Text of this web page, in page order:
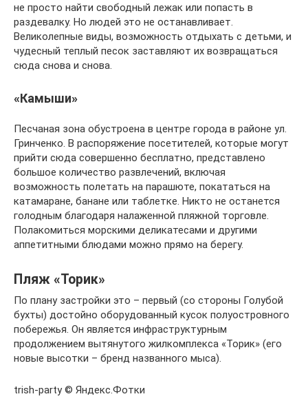
не просто найти свободный лежак или попасть в
раздевалку. Но людей это не останавливает.
Великолепные виды, возможность отдыхать с детьми, и
чудесный теплый песок заставляют их возвращаться
сюда снова и снова.
«Камыши»
Песчаная зона обустроена в центре города в районе ул.
Гринченко. В распоряжение посетителей, которые могут
прийти сюда совершенно бесплатно, представлено
большое количество развлечений, включая
возможность полетать на парашюте, покататься на
катамаране, банане или таблетке. Никто не останется
голодным благодаря налаженной пляжной торговле.
Полакомиться морскими деликатесами и другими
аппетитными блюдами можно прямо на берегу.
Пляж «Торик»
По плану застройки это – первый (со стороны Голубой
бухты) достойно оборудованный кусок полуостровного
побережья. Он является инфраструктурным
продолжением вытянутого жилкомплекса «Торик» (его
новые высотки – бренд названного мыса).
trish-party © Яндекс.Фотки